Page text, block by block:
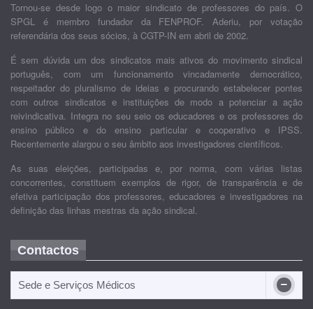
Tornou-se desde logo o maior sindicato de professores do país. O
SPGL é membro fundador da FENPROF. Aderiu, por votação
referendária dos seus sócios, à CGTP-IN em abril de 2002.
É sem dúvida um dos sindicatos mais ativos do movimento sindical
português, com um funcionamento vincadamente democrático,
respeitador do pluralismo de ideias e procurando estabelecer pontes
com outros sindicatos e instituições de modo a potenciar a ação
reivindicativa. Integra no seu seio os educadores e os professores do
ensino público e do ensino particular e cooperativo e IPSS.
Recentemente alargou o seu âmbito aos investigadores científicos.
As suas eleições, participadas e, por norma, com várias listas
concorrentes, constituem exemplos de rigor, de transparência e de
efetiva participação dos professores, educadores e investigadores na
definição das linhas mestras da ação sindical.
Contactos
Sede e Serviços Médicos